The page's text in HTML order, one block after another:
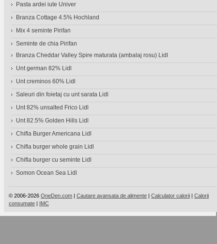
Pasta ardei iute Univer
Branza Cottage 4.5% Hochland
Mix 4 seminte Pirifan
Seminte de chia Pirifan
Branza Cheddar Valley Spire maturata (ambalaj rosu) Lidl
Unt german 82% Lidl
Unt creminos 60% Lidl
Saleuri din foietaj cu unt sarata Lidl
Unt 82% unsalted Frico Lidl
Unt 82.5% Golden Hills Lidl
Chifla Burger Americana Lidl
Chifla burger whole grain Lidl
Chifla burger cu seminte Lidl
Somon Ocean Sea Lidl
© 2006-2026 OneDen.com | Cautare avansata de alimente | Calculator calorii | Calorii
consumate | IMC